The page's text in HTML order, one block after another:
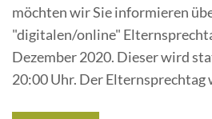
möchten wir Sie informieren
"digitalen/online"
Dezember 2020. Dieser wird
20:00 Uhr. Der Elternsprechtag